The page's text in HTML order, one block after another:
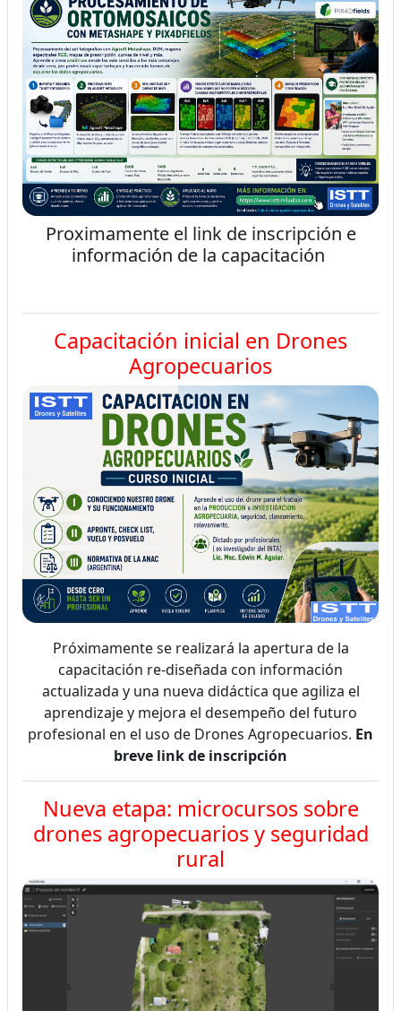
Proximamente el link de inscripción e
información de la capacitación
Capacitación inicial en Drones
Agropecuarios
Próximamente se realizará la apertura de la
capacitación re-diseñada con información
actualizada y una nueva didáctica que agiliza el
aprendizaje y mejora el desempeño del futuro
profesional en el uso de Drones Agropecuarios. En
breve link de inscripción
Nueva etapa: microcursos sobre
drones agropecuarios y seguridad
rural